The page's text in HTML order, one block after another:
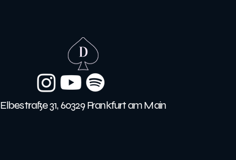
Elbestraße 31, 60329 Frankfurt am Main